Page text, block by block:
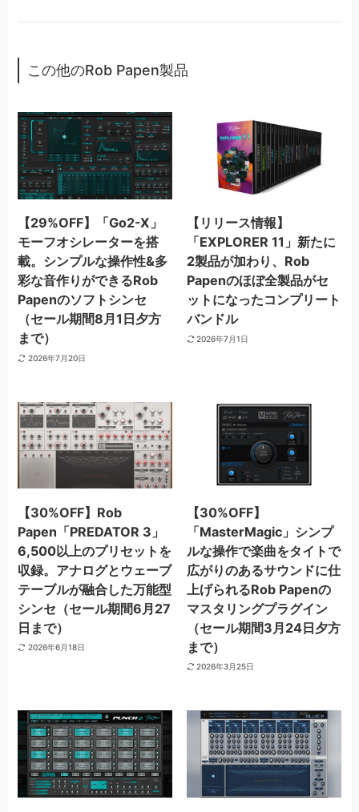
この他のRob Papen製品
【29%OFF】「Go2-X」
モーフオシレーターを搭
載。シンプルな操作性&多
彩な音作りができるRob
Papenのソフトシンセ
（セール期間8月1日夕方
まで）
2026年7月20日
【リリース情報】
「EXPLORER 11」新たに
2製品が加わり、Rob
Papenのほぼ全製品がセ
ットになったコンプリート
バンドル
2026年7月1日
【30%OFF】Rob
Papen「PREDATOR 3」
6,500以上のプリセットを
収録。アナログとウェーブ
テーブルが融合した万能型
シンセ（セール期間6月27
日まで）
2026年6月18日
【30%OFF】
「MasterMagic」シンプ
ルな操作で楽曲をタイトで
広がりのあるサウンドに仕
上げられるRob Papenの
マスタリングプラグイン
（セール期間3月24日夕方
まで）
2026年3月25日